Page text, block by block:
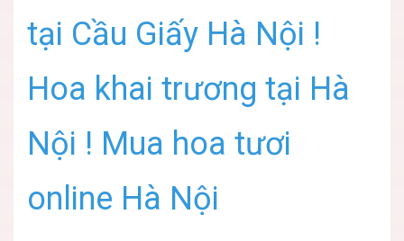
tại Cầu Giấy Hà Nội !
Hoa khai trương tại Hà
Nội ! Mua hoa tươi
online Hà Nội